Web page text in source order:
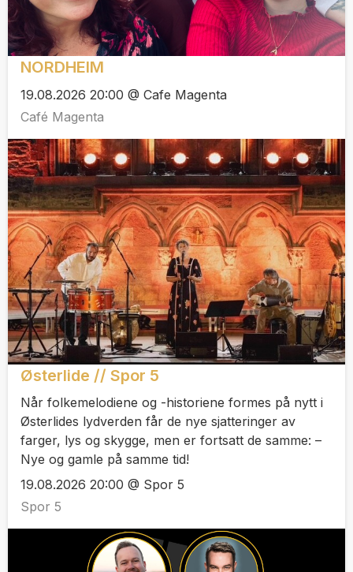
NORDHEIM
19.08.2026 20:00 @ Cafe Magenta
Café Magenta
Østerlide // Spor 5
Når folkemelodiene og -historiene formes på nytt i
Østerlides lydverden får de nye sjatteringer av
farger, lys og skygge, men er fortsatt de samme: –
Nye og gamle på samme tid!
19.08.2026 20:00 @ Spor 5
Spor 5